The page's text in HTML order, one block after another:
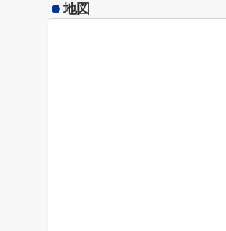
地図